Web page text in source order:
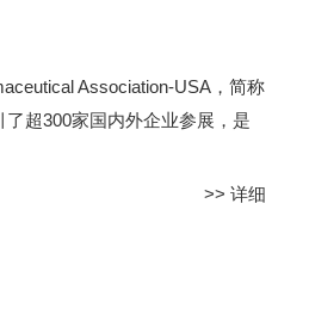
Association-USA，简称
超300家国内外企业参展，是
>> 详细